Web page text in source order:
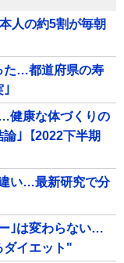
人の約5割が毎朝
た…都道府県の寿
｣
健康な体づくりの
｣【2022下半期
い…最新研究で分
｣は変わらない…
ダイエット"